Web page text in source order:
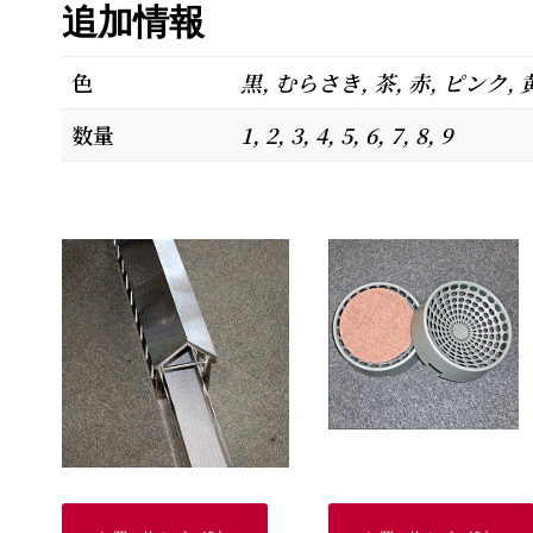
追加情報
色
黒, むらさき, 茶, 赤, ピンク,
数量
1, 2, 3, 4, 5, 6, 7, 8, 9